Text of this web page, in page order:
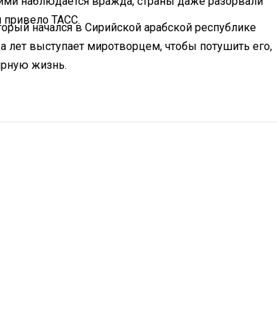
привело ТАСС.
начался в Сирийской арабской республике
лет выступает миротворцем, чтобы потушить его,
жизнь.